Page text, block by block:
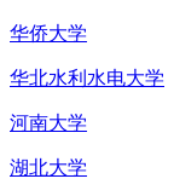
华侨大学
华北水利水电大学
河南大学
湖北大学